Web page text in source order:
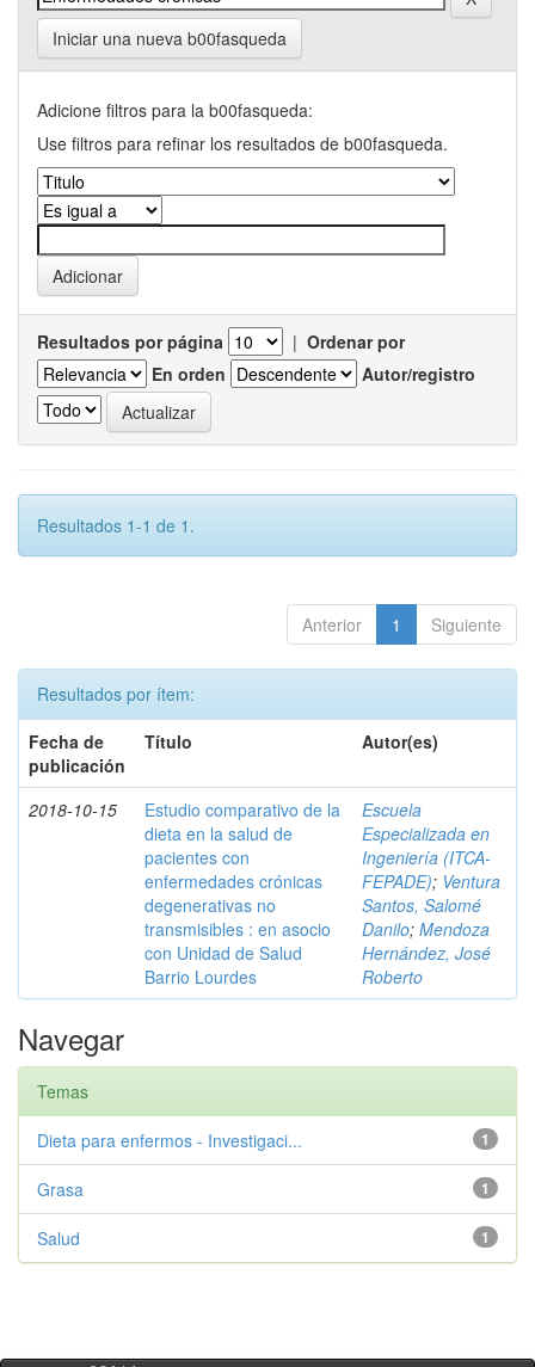
Iniciar una nueva b00fasqueda
Adicione filtros para la b00fasqueda:
Use filtros para refinar los resultados de b00fasqueda.
Resultados por página | Ordenar por
En orden
Autor/registro
Resultados 1-1 de 1.
Anterior 1 Siguiente
Resultados por ítem:
Fecha de
publicación
Título Autor(es)
2018-10-15
Estudio comparativo de la
dieta en la salud de
pacientes con
enfermedades crónicas
degenerativas no
transmisibles : en asocio
con Unidad de Salud
Barrio Lourdes
Escuela
Especializada en
Ingeniería (ITCA-
FEPADE); Ventura
Santos, Salomé
Danilo; Mendoza
Hernández, José
Roberto
Navegar
Temas
1
Dieta para enfermos - Investigaci...
1
Grasa
1
Salud